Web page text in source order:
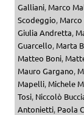
Galliani, Marco
Scodeggio,
Giulia Andretta,
Guarcello, Marta
Matteo Boni,
Mauro Gargano,
Mapelli, Michele
Tosi, Niccolò
Antonietti, Paola